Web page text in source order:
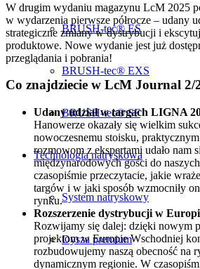
BRUSH-tec® ES
BRUSH-tec® EXS
BRUSH-tec® SF
Technologia natryskowa
System natryskowy
Dysza premium
W drugim wydaniu magazynu LcM 2025
w wydarzenia pierwsze półrocze – udany
strategiczne zmiany w dystrybucji i
produktowe. Nowe wydanie jest już
przeglądania i pobrania!
Co znajdziecie w LcM Journal 2/
Udany udział w targach LIGNA
Hanowerze okazały się wielkim
nowoczesnemu stoisku,
rozmowom z ekspertami udało nam
międzynarodowych gości do
czasopiśmie przeczytacie, jakie
targów i w jaki sposób wzmocniły
rynku.
Rozszerzenie dystrybucji w
Rozwijamy się dalej: dzięki nowym
projektom w Europie Wschodniej
rozbudowujemy naszą obecność na
dynamicznym regionie. W